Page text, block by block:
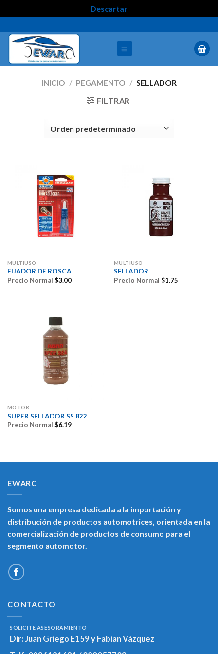
Descartar
INICIO / PEGAMENTO / SELLADOR
FILTRAR
MULTIUSO
FIJADOR DE ROSCA
Precio Normal $3.00
MULTIUSO
SELLADOR
Precio Normal $1.75
MOTOR
SUPER SELLADOR SS 822
Precio Normal $6.19
EWARC
Somos una empresa dedicada a la importación y
distribución de productos automotrices, orientada en la
comercialización de productos de consumo para el
segmento automotor.
CONTACTO
SOLICITE ASESORAMIENTO
Dir: Juan Griego E159 y Fabian Vázquez